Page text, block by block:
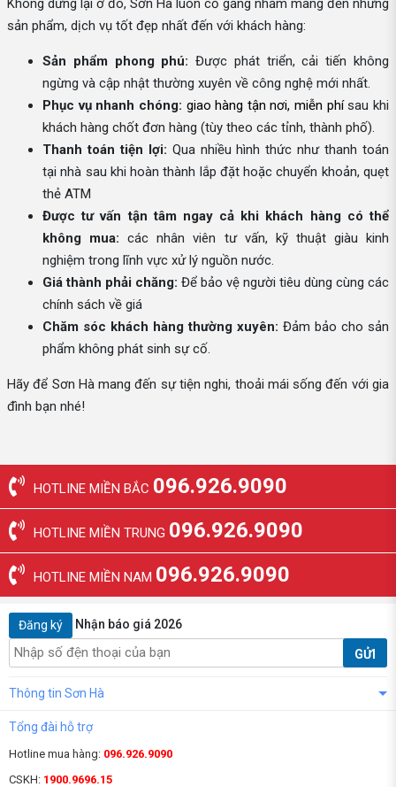
Không dừng lại ở đó, Sơn Hà luôn cố gắng nhằm mang đến những
sản phẩm, dịch vụ tốt đẹp nhất đến với khách hàng:
Sản phẩm phong phú:Được phát triển, cải tiến không
ngừng và cập nhật thường xuyên về công nghệ mới nhất.
Phục vụ nhanh chóng: giao hàng tận nơi, miễn phísau khi
khách hàng chốt đơn hàng (tùy theo các tỉnh, thành phố).
Thanh toán tiện lợi: Qua nhiều hình thức như thanh toán
tại nhà sau khi hoàn thành lắp đặt hoặc chuyển khoản, quẹt
thẻ ATM
Được tư vấn tận tâm ngay cả khi khách hàng có thể
không mua: các nhân viên tư vấn, kỹ thuật giàu kinh
nghiệm trong lĩnh vực xử lý nguồn nước.
Giá thành phải chăng: Để bảo vệ người tiêu dùng cùng các
chính sách về giá
Chăm sóc khách hàng thường xuyên: Đảm bảo cho sản
phẩm không phát sinh sự cố.
Hãy để Sơn Hà mang đến sự tiện nghi, thoải mái sống đến với gia
đình bạn nhé!
HOTLINE MIỀN BẮC 096.926.9090
HOTLINE MIỀN TRUNG 096.926.9090
HOTLINE MIỀN NAM 096.926.9090
Đăng ký Nhận báo giá 2026
GỬI
Thông tin Sơn Hà
Tổng đài hỗ trợ
Hotline mua hàng: 096.926.9090
CSKH: 1900.9696.15